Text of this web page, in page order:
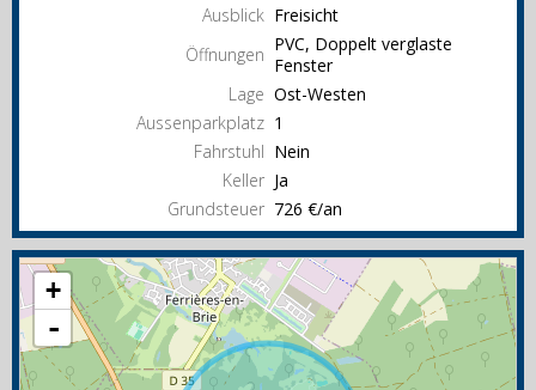
Ausblick Freisicht
Öffnungen PVC, Doppelt verglaste
Fenster
Lage Ost-Westen
Aussenparkplatz 1
Fahrstuhl Nein
Keller Ja
Grundsteuer 726 €/an
+
-